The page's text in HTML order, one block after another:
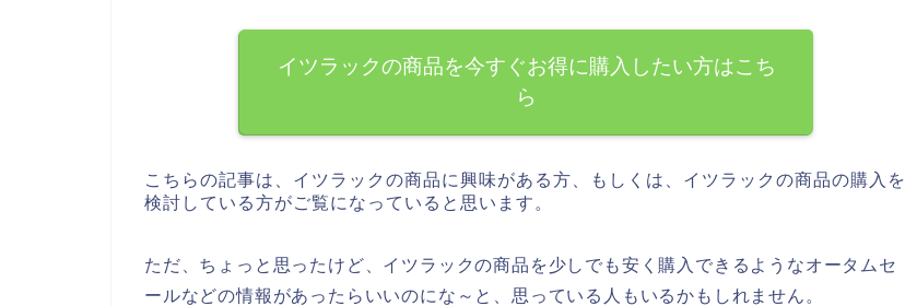
イツラックの商品を今すぐお得に購入したい方はこち
ら
こちらの記事は、イツラックの商品に興味がある方、もしくは、イツラックの商品の購入を
検討している方がご覧になっていると思います。
ただ、ちょっと思ったけど、イツラックの商品を少しでも安く購入できるようなオータムセ
ールなどの情報があったらいいのにな～と、思っている人もいるかもしれません。